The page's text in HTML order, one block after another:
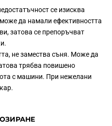
се изисква
да намали ефективността
затова се препоръчват
не замества съня. Може да
трябва повишено
с машини. При нежелани